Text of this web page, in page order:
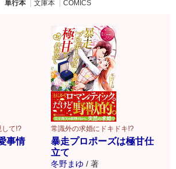
単行本 文庫本 COMICS
して!?
事情
常識外の求婚にドキドキ!?
暴走プロポーズは極甘仕
立て
冬野まゆ / 著